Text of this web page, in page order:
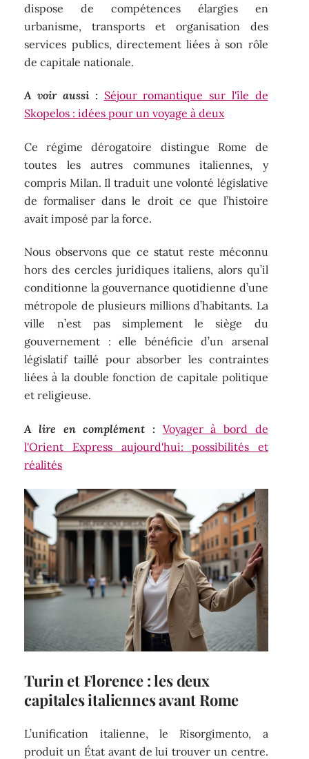
dispose de compétences élargies en
urbanisme, transports et organisation des
services publics, directement liées à son rôle
de capitale nationale.
A voir aussi : Séjour romantique sur l'île de
Skopelos : idées pour un voyage à deux
Ce régime dérogatoire distingue Rome de
toutes les autres communes italiennes, y
compris Milan. Il traduit une volonté législative
de formaliser dans le droit ce que l’histoire
avait imposé par la force.
Nous observons que ce statut reste méconnu
hors des cercles juridiques italiens, alors qu’il
conditionne la gouvernance quotidienne d’une
métropole de plusieurs millions d’habitants. La
ville n’est pas simplement le siège du
gouvernement : elle bénéficie d’un arsenal
législatif taillé pour absorber les contraintes
liées à la double fonction de capitale politique
et religieuse.
A lire en complément : Voyager à bord de
l'Orient Express aujourd'hui: possibilités et
réalités
Turin et Florence : les deux
capitales italiennes avant Rome
L’unification italienne, le Risorgimento, a
produit un État avant de lui trouver un centre.